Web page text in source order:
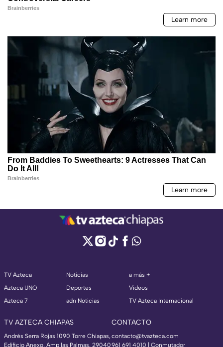
TV Azteca
Azteca UNO
Azteca 7
Noticias
Deportes
adn Noticias
a más +
Videos
TV Azteca Internacional
TV AZTECA CHIAPAS
Andrés Serra Rojas 1090 Torre Chiapas,
Edificio Anexo, Amp las Palmas, 29040
CONTACTO
contacto@tvazteca.com
961 691 4010 | Conmutador